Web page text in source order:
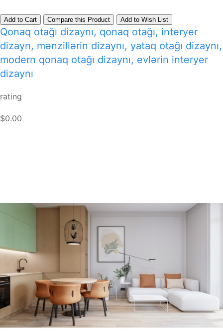
Add to Cart Compare this Product Add to Wish List
Qonaq otağı dizaynı, qonaq otağı, interyer
dizayn, mənzillərin dizaynı, yataq otağı dizaynı,
modern qonaq otağı dizaynı, evlərin interyer
dizaynı
rating
$0.00